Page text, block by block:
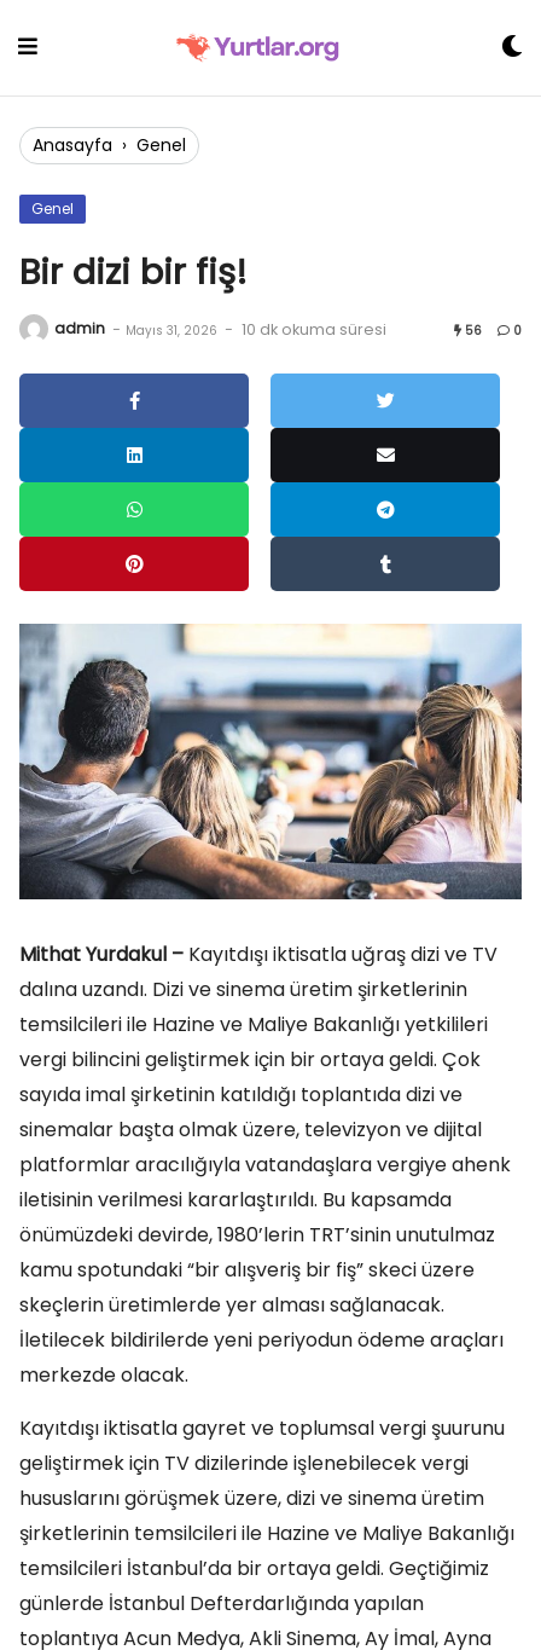
Anasayfa › Genel
Genel
Bir dizi bir fiş!
admin - Mayıs 31, 2026 - 10 dk okuma süresi 56 0
Mithat Yurdakul – Kayıtdışı iktisatla uğraş dizi ve TV
dalına uzandı. Dizi ve sinema üretim şirketlerinin
temsilcileri ile Hazine ve Maliye Bakanlığı yetkilileri
vergi bilincini geliştirmek için bir ortaya geldi. Çok
sayıda imal şirketinin katıldığı toplantıda dizi ve
sinemalar başta olmak üzere, televizyon ve dijital
platformlar aracılığıyla vatandaşlara vergiye ahenk
iletisinin verilmesi kararlaştırıldı. Bu kapsamda
önümüzdeki devirde, 1980’lerin TRT’sinin unutulmaz
kamu spotundaki “bir alışveriş bir fiş” skeci üzere
skeçlerin üretimlerde yer alması sağlanacak.
İletilecek bildirilerde yeni periyodun ödeme araçları
merkezde olacak.
Kayıtdışı iktisatla gayret ve toplumsal vergi şuurunu
geliştirmek için TV dizilerinde işlenebilecek vergi
hususlarını görüşmek üzere, dizi ve sinema üretim
şirketlerinin temsilcileri ile Hazine ve Maliye Bakanlığı
temsilcileri İstanbul’da bir ortaya geldi. Geçtiğimiz
günlerde İstanbul Defterdarlığında yapılan
toplantıya Acun Medya, Akli Sinema, Ay İmal, Ayna